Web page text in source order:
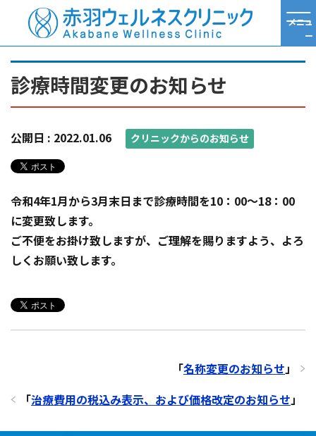
メニュ
ー
診療時間変更のお知らせ
公開日 : 2022.01.06 クリニックからのお知らせ
令和4年1月から3月末日まで診療時間を10：00～18：00
に変更致します。
ご不便をお掛け致しますが、ご理解を賜りますよう、よろ
しくお願い致します。
「名称変更のお知らせ 」
「治療費用の税込み表示、および価格改定のお知らせ 」